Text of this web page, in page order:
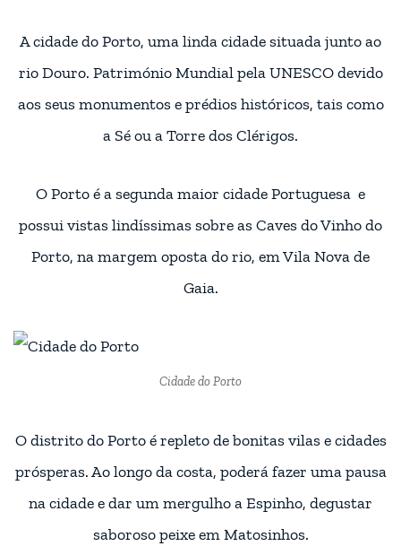
A cidade do Porto, uma linda cidade situada junto ao
rio Douro. Património Mundial pela UNESCO devido
aos seus monumentos e prédios históricos, tais como
a Sé ou a Torre dos Clérigos.
O Porto é a segunda maior cidade Portuguesa e
possui vistas lindíssimas sobre as Caves do Vinho do
Porto, na margem oposta do rio, em Vila Nova de
Gaia.
Cidade do Porto
O distrito do Porto é repleto de bonitas vilas e cidades
prósperas. Ao longo da costa, poderá fazer uma pausa
na cidade e dar um mergulho a Espinho, degustar
saboroso peixe em Matosinhos.